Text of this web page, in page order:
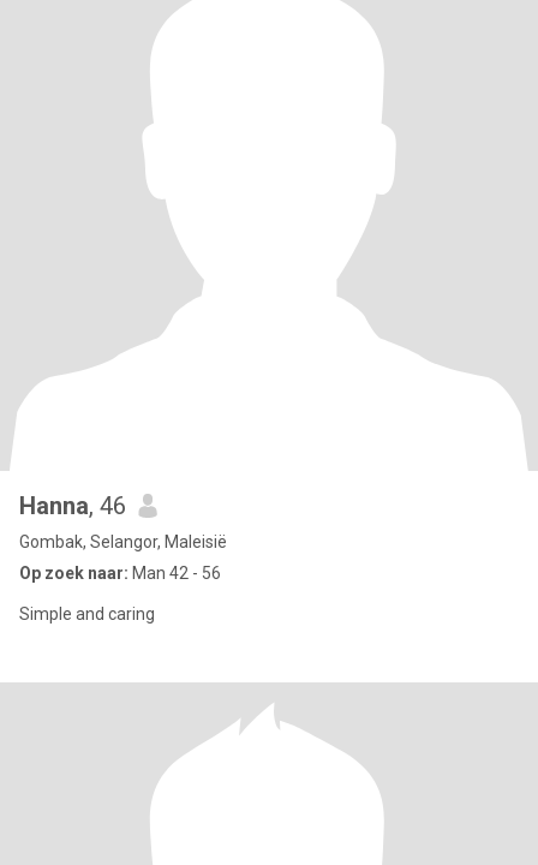
Hanna, 46
Gombak, Selangor, Maleisië
Op zoek naar: Man 42 - 56
Simple and caring